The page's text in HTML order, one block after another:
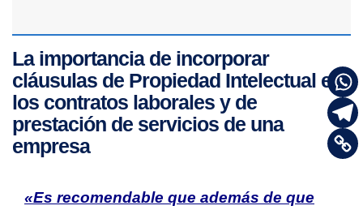
La importancia de incorporar
cláusulas de Propiedad Intelectual en
los contratos laborales y de
prestación de servicios de una
empresa
«Es recomendable que además de que